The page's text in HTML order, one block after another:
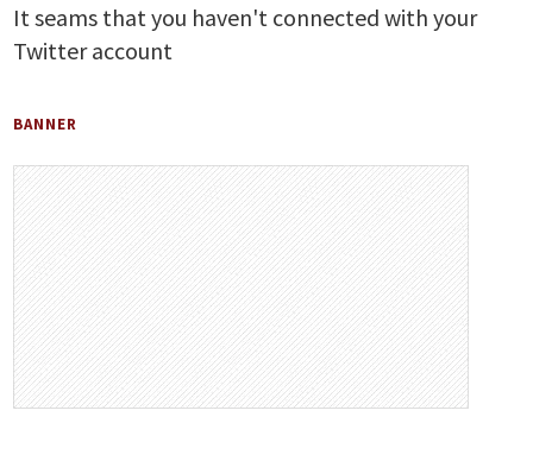
It seams that you haven't connected with your
Twitter account
BANNER